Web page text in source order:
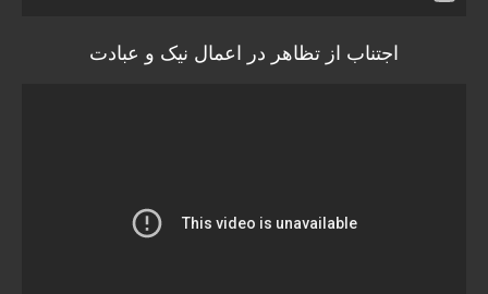
اجتناب از تظاهر در اعمال نیک و عبادت